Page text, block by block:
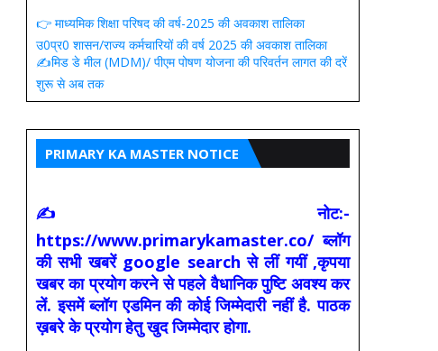
👉 माध्यमिक शिक्षा परिषद की वर्ष-2025 की अवकाश तालिका
उ0प्र0 शासन/राज्य कर्मचारियों की वर्ष 2025 की अवकाश तालिका
✍️मिड डे मील (MDM)/ पीएम पोषण योजना की परिवर्तन लागत की दरें
शुरू से अब तक
PRIMARY KA MASTER NOTICE
✍ नोट:-
https://www.primarykamaster.co/ ब्लॉग
की सभी खबरें google search से लीं गयीं ,कृपया
खबर का प्रयोग करने से पहले वैधानिक पुष्टि अवश्य कर
लें. इसमें ब्लॉग एडमिन की कोई जिम्मेदारी नहीं है. पाठक
ख़बरे के प्रयोग हेतु खुद जिम्मेदार होगा.